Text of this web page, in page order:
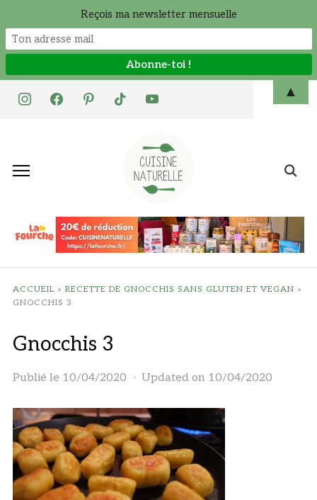
instagramfacebookpinteresttiktok youtube
Search
ACCUEIL » RECETTE DE GNOCCHIS SANS GLUTEN ET VEGAN »
GNOCCHIS 3
Gnocchis 3
Publié le 10/04/2020 Updated on 10/04/2020
Reçois ma newsletter mensuelle
▲